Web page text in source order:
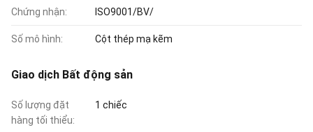
Chứng nhận: ISO9001/BV/
Số mô hình: Cột thép mạ kẽm
Giao dịch Bất động sản
Số lượng đặt
hàng tối thiểu:
1 chiếc